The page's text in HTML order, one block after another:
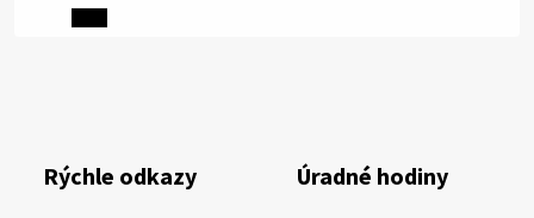
výdatnosti vodárenských zdrojov.
Západoslovenská vodárenská spoločnosť preto
Rýchle odkazy Úradné hodiny